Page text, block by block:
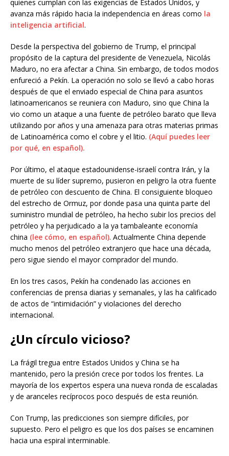
quienes cumplan con las exigencias de Estados Unidos, y
avanza más rápido hacia la independencia en áreas como la
inteligencia artificial.
Desde la perspectiva del gobierno de Trump, el principal
propósito de la captura del presidente de Venezuela, Nicolás
Maduro, no era afectar a China. Sin embargo, de todos modos
enfureció a Pekín. La operación no solo se llevó a cabo horas
después de que el enviado especial de China para asuntos
latinoamericanos se reuniera con Maduro, sino que China la
vio como un ataque a una fuente de petróleo barato que lleva
utilizando por años y una amenaza para otras materias primas
de Latinoamérica como el cobre y el litio. (Aquí puedes leer
por qué, en español).
Por último, el ataque estadounidense-israelí contra Irán, y la
muerte de su líder supremo, pusieron en peligro la otra fuente
de petróleo con descuento de China. El consiguiente bloqueo
del estrecho de Ormuz, por donde pasa una quinta parte del
suministro mundial de petróleo, ha hecho subir los precios del
petróleo y ha perjudicado a la ya tambaleante economía
china (lee cómo, en español). Actualmente China depende
mucho menos del petróleo extranjero que hace una década,
pero sigue siendo el mayor comprador del mundo.
En los tres casos, Pekín ha condenado las acciones en
conferencias de prensa diarias y semanales, y las ha calificado
de actos de “intimidación” y violaciones del derecho
internacional.
¿Un círculo vicioso?
La frágil tregua entre Estados Unidos y China se ha
mantenido, pero la presión crece por todos los frentes. La
mayoría de los expertos espera una nueva ronda de escaladas
y de aranceles recíprocos poco después de esta reunión.
Con Trump, las predicciones son siempre difíciles, por
supuesto. Pero el peligro es que los dos países se encaminen
hacia una espiral interminable.